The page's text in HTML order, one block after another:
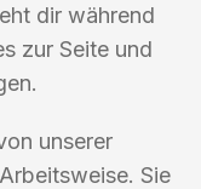
dir während
zur Seite und
unserer
Sie